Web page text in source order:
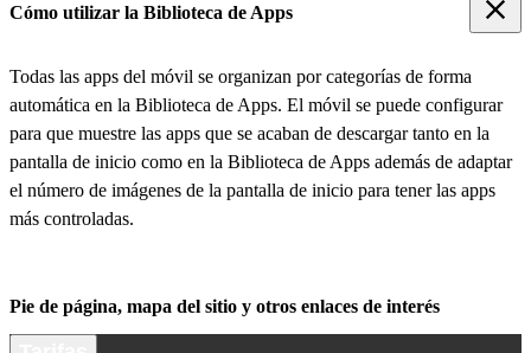
Cómo utilizar la Biblioteca de Apps
Todas las apps del móvil se organizan por categorías de forma
automática en la Biblioteca de Apps. El móvil se puede configurar
para que muestre las apps que se acaban de descargar tanto en la
pantalla de inicio como en la Biblioteca de Apps además de adaptar
el número de imágenes de la pantalla de inicio para tener las apps
más controladas.
Pie de página, mapa del sitio y otros enlaces de interés